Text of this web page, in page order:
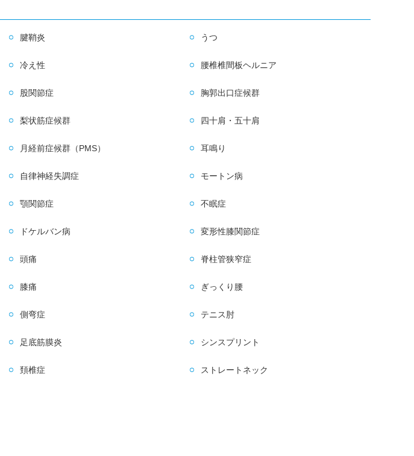
腱鞘炎 うつ
冷え性 腰椎椎間板ヘルニア
股関節症 胸郭出口症候群
梨状筋症候群 四十肩・五十肩
月経前症候群（PMS） 耳鳴り
自律神経失調症 モートン病
顎関節症 不眠症
ドケルバン病 変形性膝関節症
頭痛 脊柱管狭窄症
膝痛 ぎっくり腰
側弯症 テニス肘
足底筋膜炎 シンスプリント
頚椎症 ストレートネック